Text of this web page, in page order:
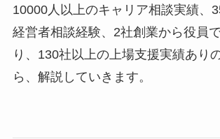
10000人以上のキャリア相談実績、
経営者相談経験、2社創業から役員
り、130社以上の上場支援実績あり
ら、解説していきます。